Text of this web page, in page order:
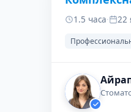
1.5 часа· 22